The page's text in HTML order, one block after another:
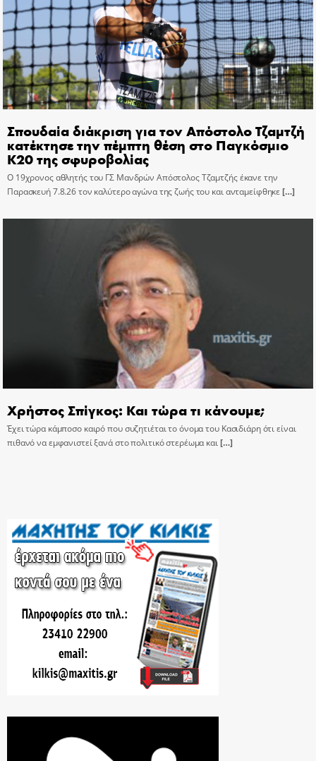
Σπουδαία διάκριση για τον Απόστολο Τζαμτζή
κατέκτησε την πέμπτη θέση στο Παγκόσμιο
Κ20 της σφυροβολίας
Ο 19χρονος αθλητής του ΓΣ Μανδρών Απόστολος Τζαμτζής έκανε την
Παρασκευή 7.8.26 τον καλύτερο αγώνα της ζωής του και ανταμείφθηκε[…]
Χρήστος Σπίγκος: Και τώρα τι κάνουμε;
Έχει τώρα κάμποσο καιρό που συζητιέται το όνομα του Κασιδιάρη ότι είναι
πιθανό να εμφανιστεί ξανά στο πολιτικό στερέωμα και[…]